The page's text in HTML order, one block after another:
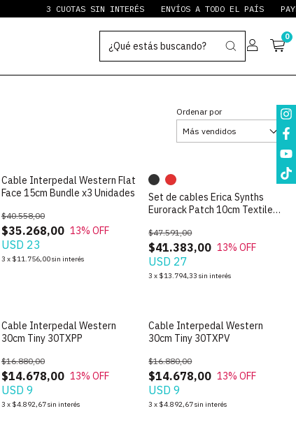
3 CUOTAS SIN INTERÉS ENVÍOS A TODO EL PAÍS PAYPAL
0
Ordenar por
Cable Interpedal Western Flat
Face 15cm Bundle x3 Unidades
$35.268,00
$40.558,00
13% OFF
USD 23
3 x $11.756,00sin interés
Set de cables Erica Synths
Eurorack Patch 10cm Textiles
$41.383,00
$47.591,00
13% OFF
USD 27
3 x $13.794,33 sin interés
Cable Interpedal Western
30cm Tiny 30TXPP
$14.678,00
$16.880,00
13% OFF
USD 9
3 x $4.892,67sin interés
Cable Interpedal Western
30cm Tiny 30TXPV
$14.678,00
$16.880,00
13% OFF
USD 9
3 x $4.892,67sin interés